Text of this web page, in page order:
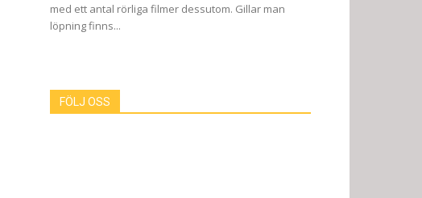
med ett antal rörliga filmer dessutom. Gillar man
löpning finns...
FÖLJ OSS